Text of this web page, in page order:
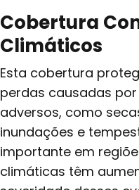
Cobertura
Climáticos
Esta cobertura
perdas causadas
adversos, como
inundações e
importante em
climáticas têm